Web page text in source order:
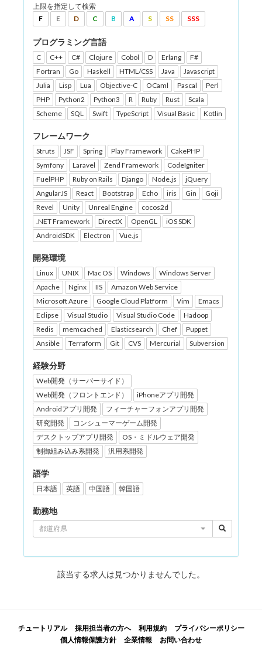
上限を指定して検索
F
E D C B A S SS SSS
プログラミング言語
C C++ C# Clojure Cobol D Erlang
F#
Fortran
Go Haskell HTML/CSS Java
Javascript
Julia
Lisp Lua Objective-C OCaml Pascal
Perl
PHP
Python2 Python3 R Ruby Rust
Scala
Scheme
SQL Swift TypeScript Visual Basic Kotlin
フレームワーク
Struts JSF Spring Play Framework
CakePHP
Symfony
Laravel Zend Framework
CodeIgniter
FuelPHP
Ruby on Rails Django Node.js
jQuery
AngularJS
React Bootstrap Echo iris Gin
Goji
Revel
Unity Unreal Engine
cocos2d
.NET Framework
DirectX OpenGL
iOS SDK
AndroidSDK
Electron Vue.js
開発環境
Linux UNIX Mac OS Windows
Windows Server
Apache
Nginx IIS
Amazon Web Service
Microsoft Azure
Google Cloud Platform Vim
Emacs
Eclipse
Visual Studio Visual Studio Code
Hadoop
Redis
memcached Elasticsearch Chef
Puppet
Ansible
Terraform Git CVS Mercurial Subversion
経験分野
Web開発（サーバーサイド）
Web開発（フロントエンド）
iPhoneアプリ開発
Androidアプリ開発
フィーチャーフォンアプリ開発
研究開発
コンシューマーゲーム開発
デスクトップアプリ開発
OS・ミドルウェア開発
制御組み込み系開発
汎用系開発
語学
日本語 英語 中国語 韓国語
勤務地
都道府県
該当する求人は見つかりませんでした。
チュートリアル 採用担当者の方へ 利用規約
プライバシーポリシー
個人情報保護方針
企業情報 お問い合わせ